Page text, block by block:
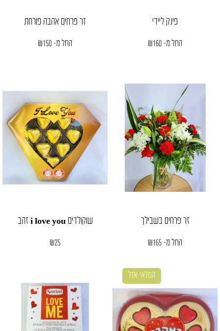
פינק ליידי
החל מ- ₪160
זר פרחים אהבה פורחת
החל מ- ₪150
זר פרחים בשבילך
החל מ- ₪165
שוקולדים i love you זהב
₪25
המלאי אזל